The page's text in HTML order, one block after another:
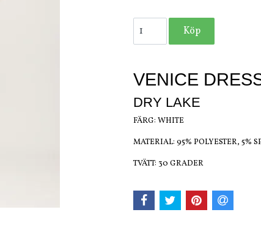
VENICE
DRY LAKE
FÄRG: WHITE
MATERIAL: 95% POLYESTER, 5%
TVÄTT: 30 GRADER